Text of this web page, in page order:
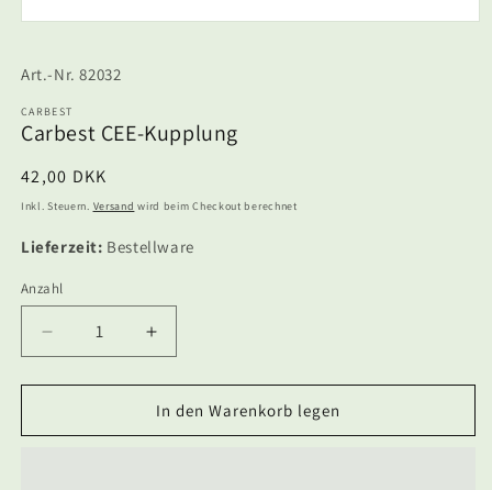
Modal
SKU:
82032
CARBEST
Carbest CEE-Kupplung
Normaler
Preis
42,00 DKK
Inkl. Steuern. Versand wird beim Checkout berechnet
Lieferzeit: Bestellware
Anzahl
Anzahl
Verringere
die
Menge
Carbest
Erhöhe
die
Menge
für
Carbest
In den Warenkorb legen